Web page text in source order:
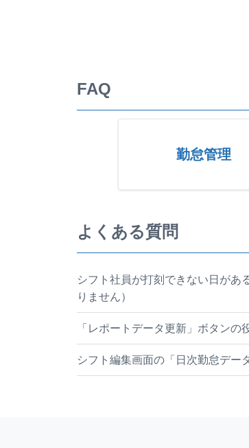
FAQ
勤怠管理
よくある質問
シフト社員が打刻できない日があ
りません）
「レポートデータ更新」ボタンの
シフト編集画面の「日次勤怠デー